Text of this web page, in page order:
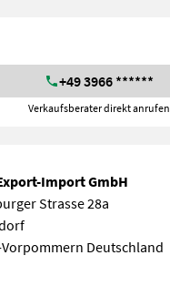
+49 3966 ******
Verkaufsberater direkt anrufen
Import GmbH
Strasse 28a
Deutschland